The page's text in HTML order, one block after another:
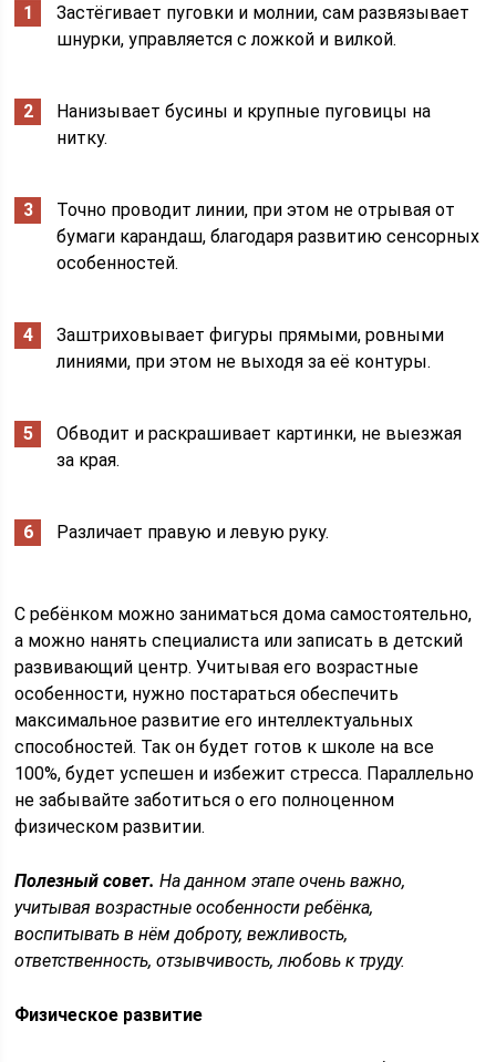
Застёгивает пуговки и молнии, сам развязывает
шнурки, управляется с ложкой и вилкой.
Нанизывает бусины и крупные пуговицы на
нитку.
Точно проводит линии, при этом не отрывая от
бумаги карандаш, благодаря развитию сенсорных
особенностей.
Заштриховывает фигуры прямыми, ровными
линиями, при этом не выходя за её контуры.
Обводит и раскрашивает картинки, не выезжая
за края.
Различает правую и левую руку.
С ребёнком можно заниматься дома самостоятельно,
а можно нанять специалиста или записать в детский
развивающий центр. Учитывая его возрастные
особенности, нужно постараться обеспечить
максимальное развитие его интеллектуальных
способностей. Так он будет готов к школе на все
100%, будет успешен и избежит стресса. Параллельно
не забывайте заботиться о его полноценном
физическом развитии.
Полезный совет. На данном этапе очень важно,
учитывая возрастные особенности ребёнка,
воспитывать в нём доброту, вежливость,
ответственность, отзывчивость, любовь к труду.
Физическое развитие